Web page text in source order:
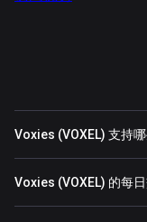
Voxies (VOXEL) 支持
Voxies (VOXEL) 的每